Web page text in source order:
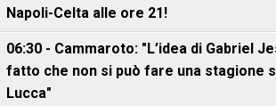
Napoli-Celta alle ore 21!
06:30 - Cammaroto: "L’idea di Gabriel
fatto che non si può fare una stagione
Lucca"